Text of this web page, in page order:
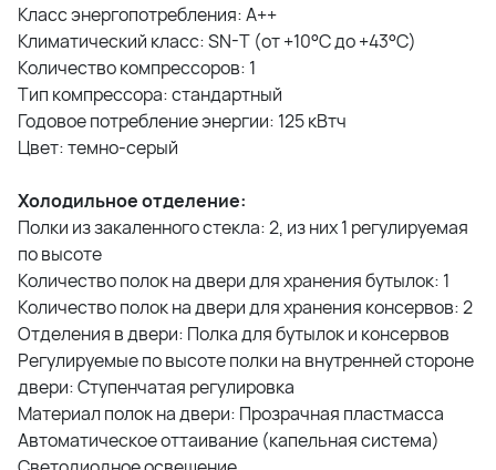
Класс энергопотребления: A++
Климатический класс: SN-T (от +10°С до +43°С)
Количество компрессоров: 1
Тип компрессора: стандартный
Годовое потребление энергии: 125 кВтч
Цвет: темно-серый
Холодильное отделение:
Полки из закаленного стекла: 2, из них 1 регулируемая
по высоте
Количество полок на двери для хранения бутылок: 1
Количество полок на двери для хранения консервов: 2
Отделения в двери: Полка для бутылок и консервов
Регулируемые по высоте полки на внутренней стороне
двери: Ступенчатая регулировка
Материал полок на двери: Прозрачная пластмасса
Автоматическое оттаивание (капельная система)